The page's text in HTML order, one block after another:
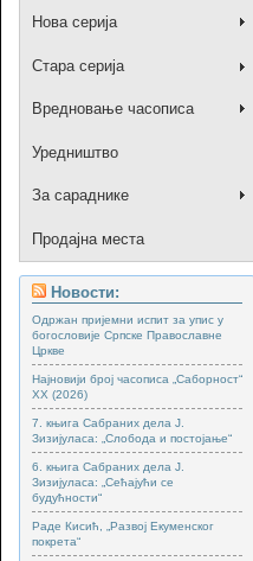
Нова серија
Стара серија
Вредновање часописа
Уредништво
За сараднике
Продајна места
Новости:
Одржан пријемни испит за упис у
богословије Српске Православне
Цркве
Најновији број часописа „Саборност“
XX (2026)
7. књига Сабраних дела Ј.
Зизијуласа: „Слобода и постојање“
6. књига Сабраних дела Ј.
Зизијуласа: „Сећајући се
будућности“
Раде Кисић, „Развој Екуменског
покрета“